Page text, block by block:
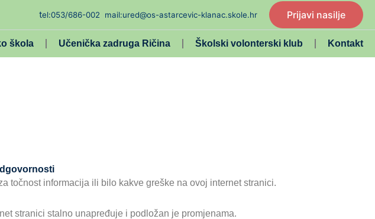
tel:053/686-002 mail:ured@os-astarcevic-klanac.skole.hr Prijavi nasilje
škola Učenička zadruga Ričina Školski volonterski klub Kontakt
točnost informacija ili bilo kakve greške na ovoj internet stranici.
stranici stalno unapređuje i podložan je promjenama.